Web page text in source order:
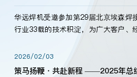
华远焊机受邀参加第29届北京埃森焊
行业33载的技术积淀，为广大客户、
2026/02/03
策马扬鞭・共赴新程 ——2025年总